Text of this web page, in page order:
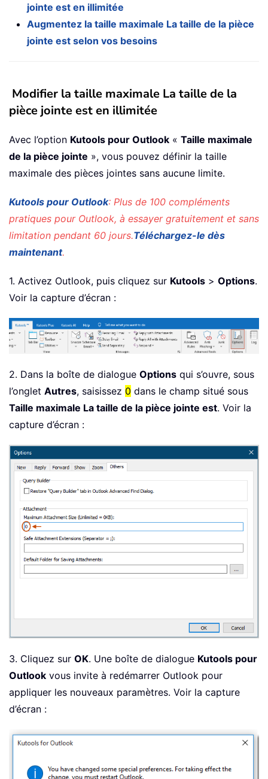
jointe est en illimitée
Augmentez la taille maximale La taille de la pièce
jointe est selon vos besoins
Modifier la taille maximale La taille de la
pièce jointe est en illimitée
Avec l’option Kutools pour Outlook « Taille maximale
de la pièce jointe », vous pouvez définir la taille
maximale des pièces jointes sans aucune limite.
Kutools pour Outlook: Plus de 100 compléments
pratiques pour Outlook, à essayer gratuitement et sans
limitation pendant 60 jours.Téléchargez-le dès
maintenant.
1. Activez Outlook, puis cliquez sur Kutools > Options.
Voir la capture d’écran :
2. Dans la boîte de dialogue Options qui s’ouvre, sous
l’onglet Autres, saisissez 0 dans le champ situé sous
Taille maximale La taille de la pièce jointe est. Voir la
capture d’écran :
3. Cliquez sur OK. Une boîte de dialogue Kutools pour
Outlook vous invite à redémarrer Outlook pour
appliquer les nouveaux paramètres. Voir la capture
d’écran :